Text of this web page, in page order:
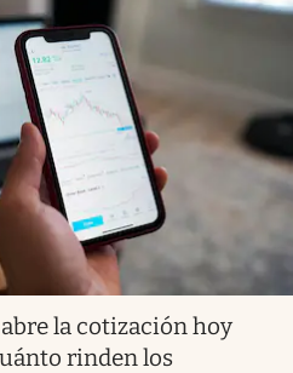
la cotización hoy
rinden los